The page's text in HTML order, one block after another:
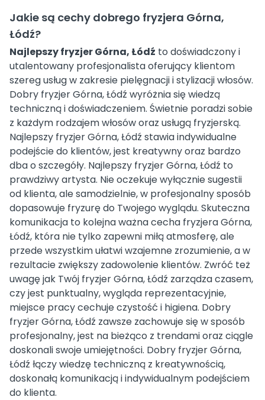
Jakie są cechy dobrego fryzjera Górna,
Łódź?
Najlepszy fryzjer Górna, Łódź to doświadczony i
utalentowany profesjonalista oferujący klientom
szereg usług w zakresie pielęgnacji i stylizacji włosów.
Dobry fryzjer Górna, Łódź wyróżnia się wiedzą
techniczną i doświadczeniem. Świetnie poradzi sobie
z każdym rodzajem włosów oraz usługą fryzjerską.
Najlepszy fryzjer Górna, Łódź stawia indywidualne
podejście do klientów, jest kreatywny oraz bardzo
dba o szczegóły. Najlepszy fryzjer Górna, Łódź to
prawdziwy artysta. Nie oczekuje wyłącznie sugestii
od klienta, ale samodzielnie, w profesjonalny sposób
dopasowuje fryzurę do Twojego wyglądu. Skuteczna
komunikacja to kolejna ważna cecha fryzjera Górna,
Łódź, która nie tylko zapewni miłą atmosferę, ale
przede wszystkim ułatwi wzajemne zrozumienie, a w
rezultacie zwiększy zadowolenie klientów. Zwróć też
uwagę jak Twój fryzjer Górna, Łódź zarządza czasem,
czy jest punktualny, wygląda reprezentacyjnie,
miejsce pracy cechuje czystość i higiena. Dobry
fryzjer Górna, Łódź zawsze zachowuje się w sposób
profesjonalny, jest na bieżąco z trendami oraz ciągle
doskonali swoje umiejętności. Dobry fryzjer Górna,
Łódź łączy wiedzę techniczną z kreatywnością,
doskonałą komunikacją i indywidualnym podejściem
do klienta.